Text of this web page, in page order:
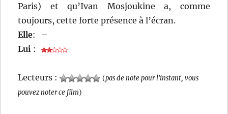
Paris) et qu’Ivan Mosjoukine a, comme
toujours, cette forte présence à l’écran.
Elle:
–
Lui :
Lecteurs : (pas de note pour l'instant, vous
pouvez noter ce film)